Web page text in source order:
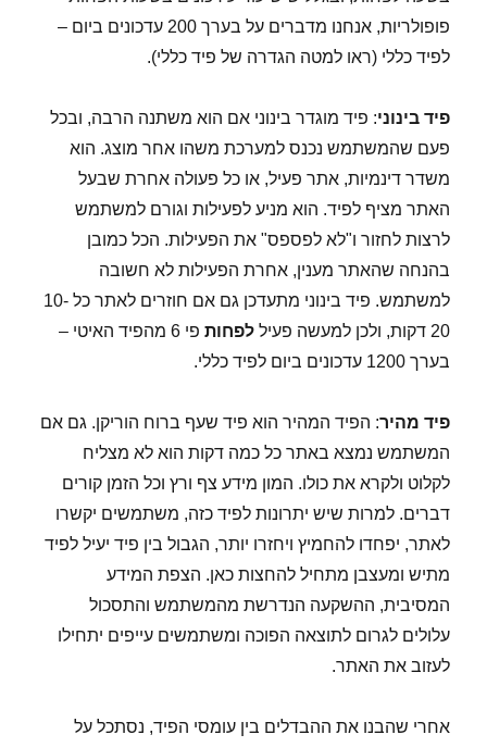
פופולריות, אנחנו מדברים על בערך 200 עדכונים ביום –
לפיד כללי (ראו למטה הגדרה של פיד כללי).
פיד בינוני: פיד מוגדר בינוני אם הוא משתנה הרבה, ובכל
פעם שהמשתמש נכנס למערכת משהו אחר מוצג. הוא
משדר דינמיות, אתר פעיל, או כל פעולה אחרת שבעל
האתר מציף לפיד. הוא מניע לפעילות וגורם למשתמש
לרצות לחזור ו"לא לפספס" את הפעילות. הכל כמובן
בהנחה שהאתר מענין, אחרת הפעילות לא חשובה
למשתמש. פיד בינוני מתעדכן גם אם חוזרים לאתר כל 10-
20 דקות, ולכן למעשה פעיל
לפחות
פי 6 מהפיד האיטי –
בערך 1200 עדכונים ביום לפיד כללי.
פיד מהיר: הפיד המהיר הוא פיד שעף ברוח הוריקן. גם אם
המשתמש נמצא באתר כל כמה דקות הוא לא מצליח
לקלוט ולקרא את כולו. המון מידע צף ורץ וכל הזמן קורים
דברים. למרות שיש יתרונות לפיד כזה, משתמשים יקשרו
לאתר, יפחדו להחמיץ ויחזרו יותר, הגבול בין פיד יעיל לפיד
מתיש ומעצבן מתחיל להחצות כאן. הצפת המידע
המסיבית, ההשקעה הנדרשת מהמשתמש והתסכול
עלולים לגרום לתוצאה הפוכה ומשתמשים עייפים יתחילו
לעזוב את האתר.
אחרי שהבנו את ההבדלים בין עומסי הפיד, נסתכל על